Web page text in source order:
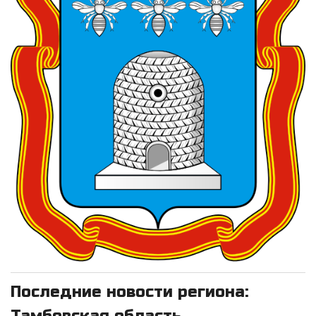
Последние новости региона: